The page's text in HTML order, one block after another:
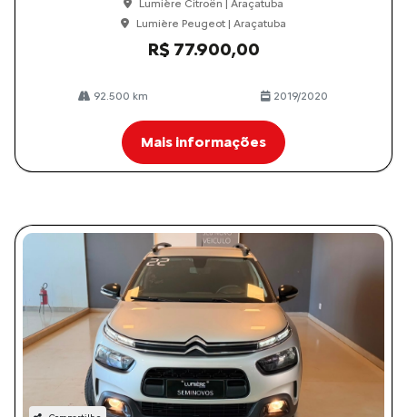
Lumière Citroën | Araçatuba
Lumière Peugeot | Araçatuba
R$ 77.900,00
92.500 km 2019/2020
Mais informações